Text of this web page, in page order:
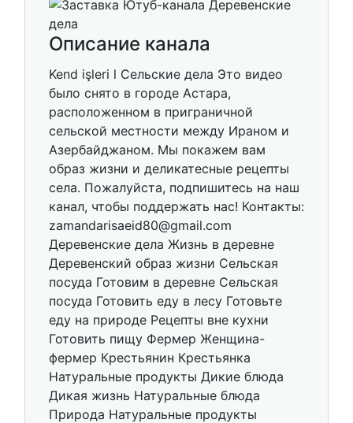
Описание канала
Kend işleri l Сельские дела Это видео
было снято в городе Астара,
расположенном в приграничной
сельской местности между Ираном и
Азербайджаном. Мы покажем вам
образ жизни и деликатесные рецепты
села. Пожалуйста, подпишитесь на наш
канал, чтобы поддержать нас! Контакты:
zamandarisaeid80@gmail.com
Деревенские дела Жизнь в деревне
Деревенский образ жизни Сельская
посуда Готовим в деревне Сельская
посуда Готовить еду в лесу Готовьте
еду на природе Рецепты вне кухни
Готовить пищу Фермер Женщина-
фермер Крестьянин Крестьянка
Натуральные продукты Дикие блюда
Дикая жизнь Натуральные блюда
Природа Натуральные продукты